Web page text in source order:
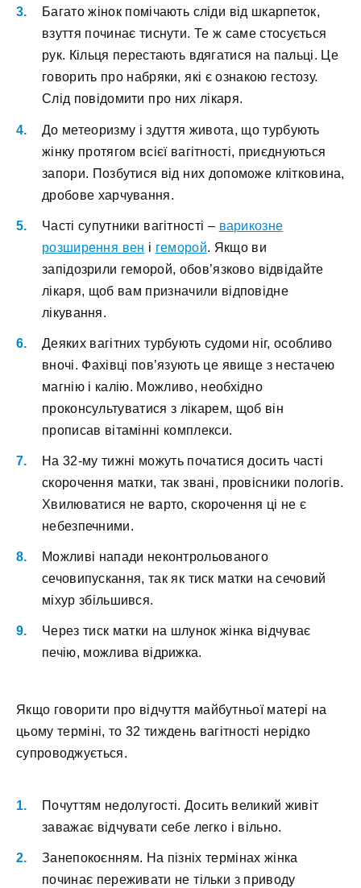
Багато жінок помічають сліди від шкарпеток,
взуття починає тиснути. Те ж саме стосується
рук. Кільця перестають вдягатися на пальці. Це
говорить про набряки, які є ознакою гестозу.
Слід повідомити про них лікаря.
До метеоризму і здуття живота, що турбують
жінку протягом всієї вагітності, приєднуються
запори. Позбутися від них допоможе клітковина,
дробове харчування.
Часті супутники вагітності – варикозне
розширення вен і геморой. Якщо ви
запідозрили геморой, обов’язково відвідайте
лікаря, щоб вам призначили відповідне
лікування.
Деяких вагітних турбують судоми ніг, особливо
вночі. Фахівці пов’язують це явище з нестачею
магнію і калію. Можливо, необхідно
проконсультуватися з лікарем, щоб він
прописав вітамінні комплекси.
На 32-му тижні можуть початися досить часті
скорочення матки, так звані, провісники пологів.
Хвилюватися не варто, скорочення ці не є
небезпечними.
Можливі напади неконтрольованого
сечовипускання, так як тиск матки на сечовий
міхур збільшився.
Через тиск матки на шлунок жінка відчуває
печію, можлива відрижка.
Якщо говорити про відчуття майбутньої матері на
цьому терміні, то 32 тиждень вагітності нерідко
супроводжується.
Почуттям недолугості. Досить великий живіт
заважає відчувати себе легко і вільно.
Занепокоєнням. На пізніх термінах жінка
починає переживати не тільки з приводу